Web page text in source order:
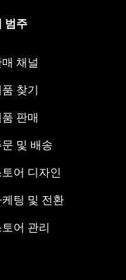
범주
채널
찾기
판매
문 및 배송
토어 디자인
케팅 및 전환
어 관리